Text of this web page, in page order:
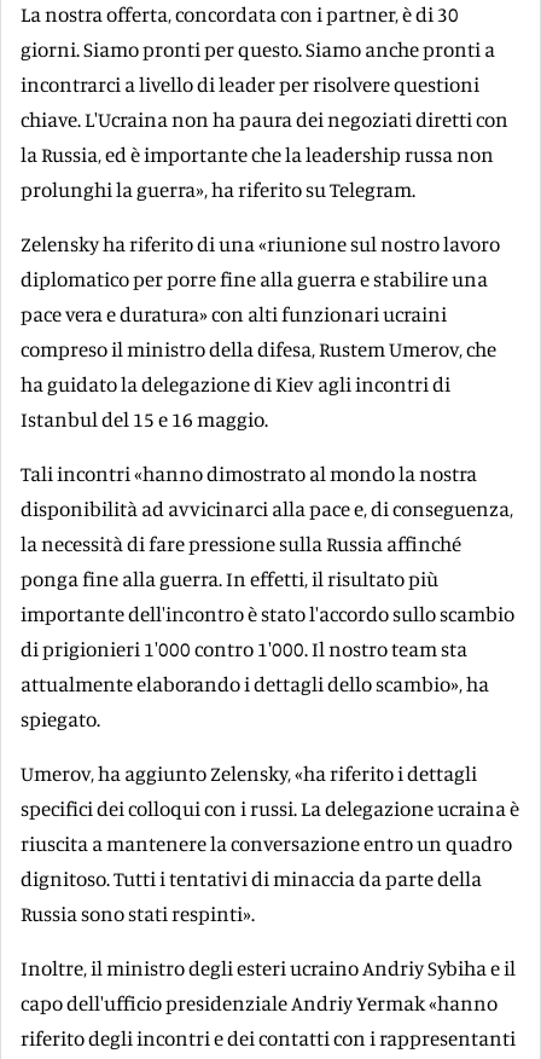
La nostra offerta, concordata con i partner, è di 30
giorni. Siamo pronti per questo. Siamo anche pronti a
incontrarci a livello di leader per risolvere questioni
chiave. L'Ucraina non ha paura dei negoziati diretti con
la Russia, ed è importante che la leadership russa non
prolunghi la guerra», ha riferito su Telegram.
Zelensky ha riferito di una «riunione sul nostro lavoro
diplomatico per porre fine alla guerra e stabilire una
pace vera e duratura» con alti funzionari ucraini
compreso il ministro della difesa, Rustem Umerov, che
ha guidato la delegazione di Kiev agli incontri di
Istanbul del 15 e 16 maggio.
Tali incontri «hanno dimostrato al mondo la nostra
disponibilità ad avvicinarci alla pace e, di conseguenza,
la necessità di fare pressione sulla Russia affinché
ponga fine alla guerra. In effetti, il risultato più
importante dell'incontro è stato l'accordo sullo scambio
di prigionieri 1'000 contro 1'000. Il nostro team sta
attualmente elaborando i dettagli dello scambio», ha
spiegato.
Umerov, ha aggiunto Zelensky, «ha riferito i dettagli
specifici dei colloqui con i russi. La delegazione ucraina è
riuscita a mantenere la conversazione entro un quadro
dignitoso. Tutti i tentativi di minaccia da parte della
Russia sono stati respinti».
Inoltre, il ministro degli esteri ucraino Andriy Sybiha e il
capo dell'ufficio presidenziale Andriy Yermak «hanno
riferito degli incontri e dei contatti con i rappresentanti